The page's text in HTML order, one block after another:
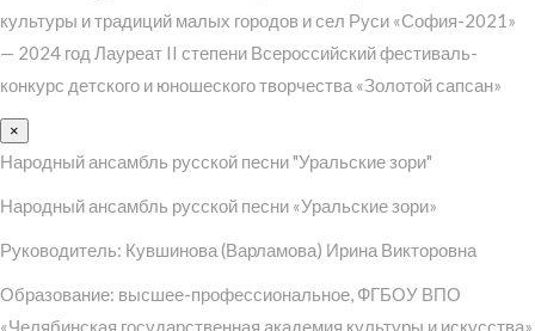
культуры и традиций малых городов и сел Руси «София-2021»
— 2024 год Лауреат II степени Всероссийский фестиваль-
конкурс детского и юношеского творчества «Золотой сапсан»
×
Народный ансамбль русской песни "Уральские зори"
Народный ансамбль русской песни «Уральские зори»
Руководитель: Кувшинова (Варламова) Ирина Викторовна
Образование: высшее-профессиональное, ФГБОУ ВПО
«Челябинская государственная академия культуры и искусства»